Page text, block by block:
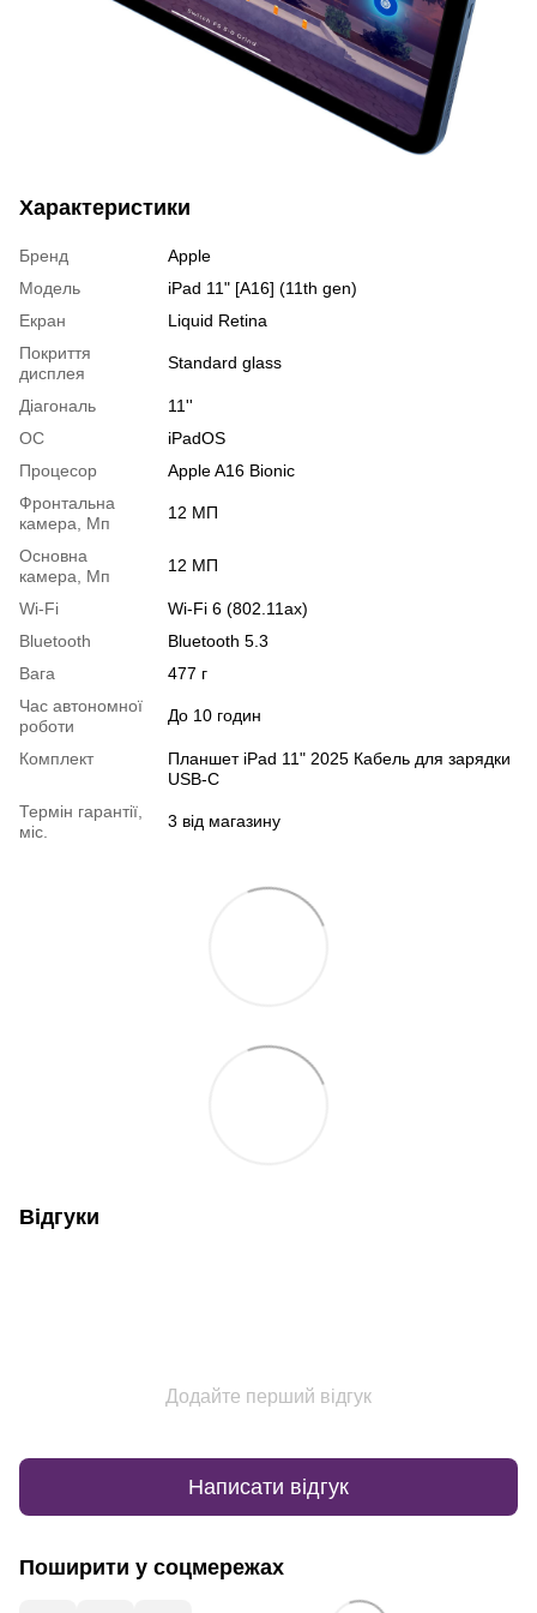
Характеристики
Бренд
Apple
Модель
iPad 11" [A16] (11th gen)
Екран
Liquid Retina
Покриття
дисплея
Standard glass
Діагональ
11''
OC
iPadOS
Процесор
Apple A16 Bionic
Фронтальна
камера, Мп
12 МП
Основна
камера, Мп
12 МП
Wi-Fi
Wi-Fi 6 (802.11ax)
Bluetooth
Bluetooth 5.3
Вага
477 г
Час автономної
роботи
До 10 годин
Комплект
Планшет iPad 11" 2025 Кабель для зарядки
USB-C
Термін гарантії,
міс.
3 від магазину
Відгуки
Додайте перший відгук
Написати відгук
Поширити у соцмережах